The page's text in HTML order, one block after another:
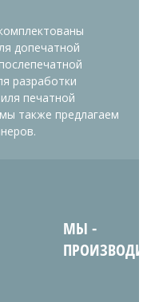
допечатной
разработки
печатной
также предлагаем
МЫ -